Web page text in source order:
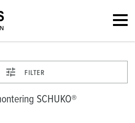
FILTER
SCHUKO®